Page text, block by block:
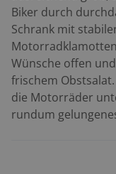
schnuppern. Ein
Jahrhundert nach
prächtigsten Villen
Haupthaus war
600 Meter. Das
herum wurde
Besucher eine
Die letzte
Biker durch
Schrank mit
Wünsche offen
frischem
die Motorräder
rundum